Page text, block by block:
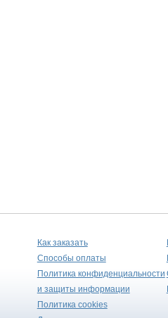
Как заказать
Способы оплаты
Политика конфиденциальности
и защиты информации
Политика cookies